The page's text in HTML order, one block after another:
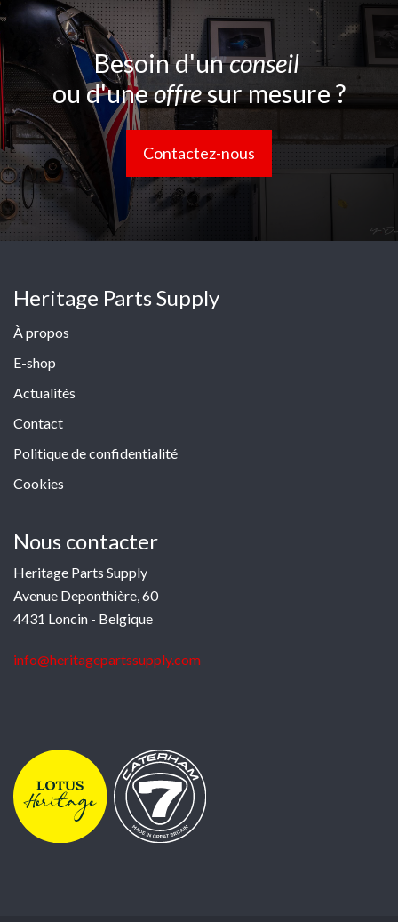
Besoin d'unconseil
ou d'uneoffresur mesure ?
Contactez-nous
Heritage Parts Supply
À propos
E-shop
Actualités
Contact
Politique de confidentialité
Cookies
Nous contacter
Heritage Parts Supply
Avenue Deponthière, 60
4431 Loncin - Belgique
info@heritagepartssupply.com